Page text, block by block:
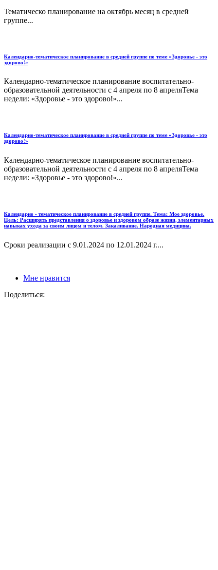
Тематическо планирование на октябрь месяц в средней
группе...
Календарно-тематическое планирование в средней группе по теме «Здоровье - это
здорово!»
Календарно-тематическое планирование воспитательно-
образовательной деятельности с 4 апреля по 8 апреляТема
недели: «Здоровье - это здорово!»...
Календарно-тематическое планирование в средней группе по теме «Здоровье - это
здорово!»
Календарно-тематическое планирование воспитательно-
образовательной деятельности с 4 апреля по 8 апреляТема
недели: «Здоровье - это здорово!»...
Календарно - тематическое планирование в средней группе. Тема: Мое здоровье.
Цель: Расширять представления о здоровье и здоровом образе жизни, элементарных
навыках ухода за своим лицом и телом. Закаливание. Народная медицина.
Сроки реализации с 9.01.2024 по 12.01.2024 г....
Мне нравится
Поделиться: